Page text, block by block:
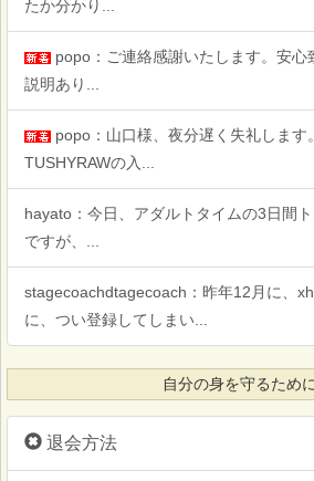
たか分かり...
popo：ご連絡感謝いたします。安心
説明あり...
popo：山口様、夜分遅く失礼します
TUSHYRAWの入...
hayato：今日、アダルトタイムの3日間
ですが、...
stagecoachdtagecoach：昨年12月に、
に、つい登録してしまい...
自分の身を守るため
退会方法